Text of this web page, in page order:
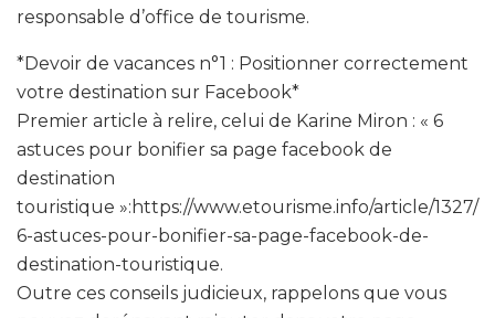
responsable d’office de tourisme.
*Devoir de vacances n°1 : Positionner correctement
votre destination sur Facebook*
Premier article à relire, celui de Karine Miron : « 6
astuces pour bonifier sa page facebook de
destination
touristique »:https://www.etourisme.info/article/1327/
6-astuces-pour-bonifier-sa-page-facebook-de-
destination-touristique.
Outre ces conseils judicieux, rappelons que vous